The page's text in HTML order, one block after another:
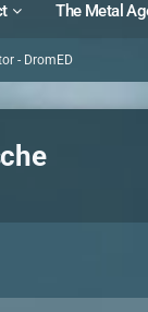
The Metal
- DromED